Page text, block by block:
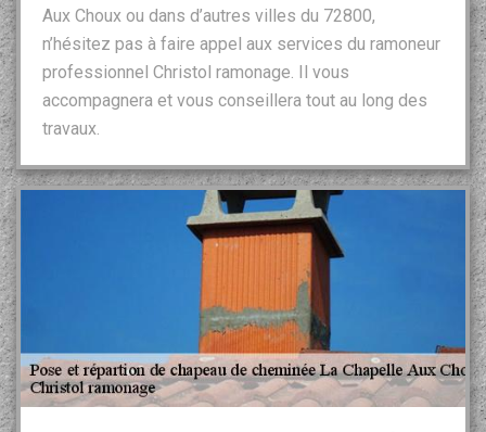
Aux Choux ou dans d’autres villes du 72800,
n’hésitez pas à faire appel aux services du ramoneur
professionnel Christol ramonage. Il vous
accompagnera et vous conseillera tout au long des
travaux.